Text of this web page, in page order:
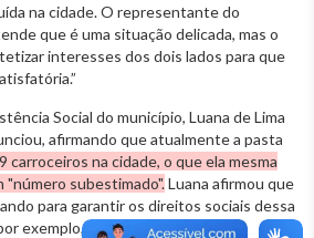
na cidade. O representante do
que é uma situação delicada, mas o
interesses dos dois lados para que
Social do município, Luana de Lima
afirmando que atualmente a pasta
carroceiros na cidade, o que ela mesma
"número subestimado".Luana afirmou que
para garantir os direitos sociais dessa
exemplo, se os indivíduos estão